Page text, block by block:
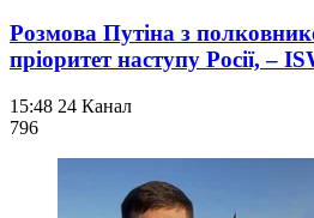
Розмова Путіна з
пріоритет наступу Росії, –
15:48 24 Канал
796